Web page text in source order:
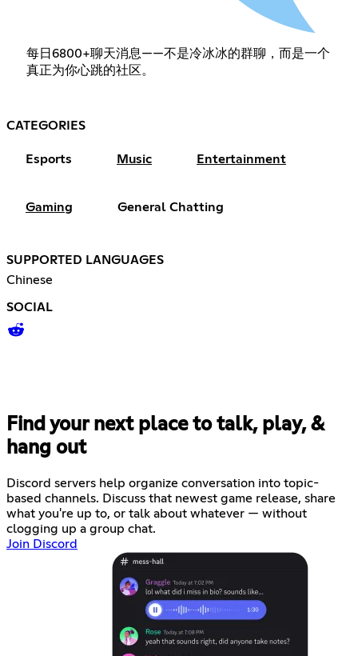
每日6800+聊天消息——不是冷冰冰的群聊，而是一个
真正为你心跳的社区。
CATEGORIES
Esports Music Entertainment
Gaming General Chatting
SUPPORTED LANGUAGES
Chinese
SOCIAL
Find your next place to talk, play, &
hang out
Discord servers help organize conversation into topic-
based channels. Discuss that newest game release, share
what you're up to, or talk about whatever — without
clogging up a group chat.
Join Discord